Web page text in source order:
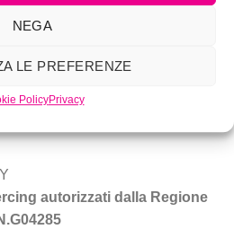
NEGA
LE PREFERENZE
PolicyPrivacy
autorizzati dalla Regione